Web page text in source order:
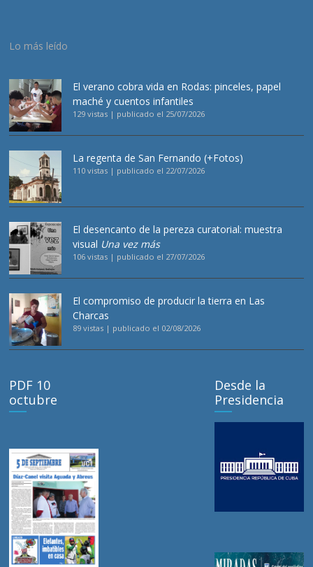
Lo más leído
El verano cobra vida en Rodas: pinceles, papel
maché y cuentos infantiles
129 vistas | publicado el 25/07/2026
La regenta de San Fernando (+Fotos)
110 vistas | publicado el 22/07/2026
El desencanto de la pereza curatorial: muestra
visual Una vez más
106 vistas | publicado el 27/07/2026
El compromiso de producir la tierra en Las
Charcas
89 vistas | publicado el 02/08/2026
PDF 10
octubre
Desde la
Presidencia